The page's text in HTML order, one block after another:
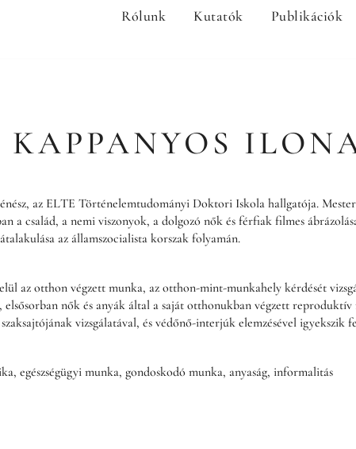
Rólunk Kutatók Publikációk
KAPPANYOS
az ELTE Történelemtudományi Doktori Iskola hallgatója.
a család, a nemi viszonyok, a dolgozó nők és férfiak filmes
az államszocialista korszak folyamán.
az otthon végzett munka, az otthon-mint-munkahely kérdését
elsősorban nők és anyák által a saját otthonukban végzett
szaksajtójának vizsgálatával, és védőnő-interjúk elemzésével igyekszik
egészségügyi munka, gondoskodó munka, anyaság, informalitás